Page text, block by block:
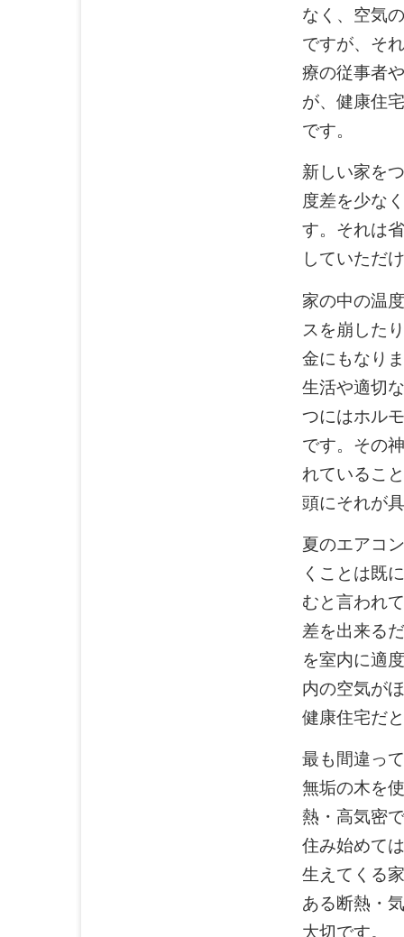
なく、空気
ですが、そ
療の従事者
が、健康住
です。
新しい家を
度差を少な
す。それは
していただ
家の中の温
スを崩した
金にもなり
生活や適切
つにはホル
です。その
れているこ
頭にそれが
夏のエアコ
くことは既
むと言われ
差を出来る
を室内に適
内の空気が
健康住宅だ
最も間違っ
無垢の木を
熱・高気密
住み始めて
生えてくる
ある断熱・
大切です。